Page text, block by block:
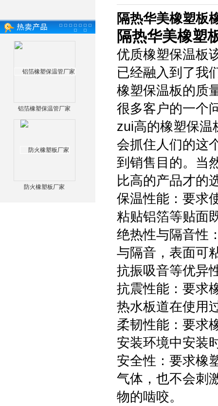
铝箔橡塑保温管厂家
防火橡塑板厂家
隔热华美橡塑板
隔热华美橡塑
优质橡塑保温板
已经融入到了我
橡塑保温板的质
很多客户的一个
zui高的橡塑保温
会抓住人们的这
到销售目的。当
比高的产品才的
保温性能：要求
粘贴铝箔等贴面
绝热性与隔音性
与隔音，表面可
抗振吸音等优异
抗震性能：要求
热水板道在使用
柔韧性能：要求
安装环境中安装
安全性：要求橡
气体，也不会刺
物的啮咬。